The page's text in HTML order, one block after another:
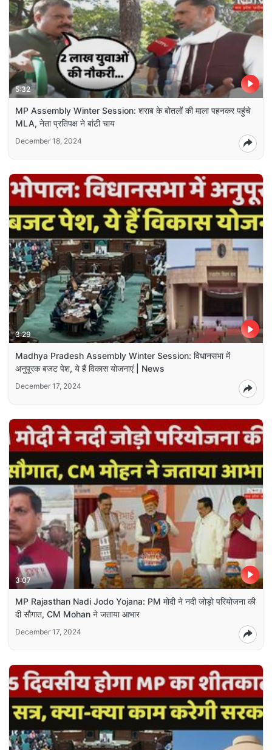
5:32
MP Assembly Winter Session: शराब के बोतलों की माला पहनकर पहुंचे
MLA, नेता प्रतिपक्ष ने बांटी चाय
December 18, 2024
3:29
Madhya Pradesh Assembly Winter Session: विधानसभा में
अनुपूरक बजट पेश, ये हैं विकास योजनाएं | News
December 17, 2024
3:07
MP Rajasthan Nadi Jodo Yojana: PM मोदी ने नदी जोड़ो परियोजना की
दी सौगात, CM Mohan ने जताया आभार
December 17, 2024